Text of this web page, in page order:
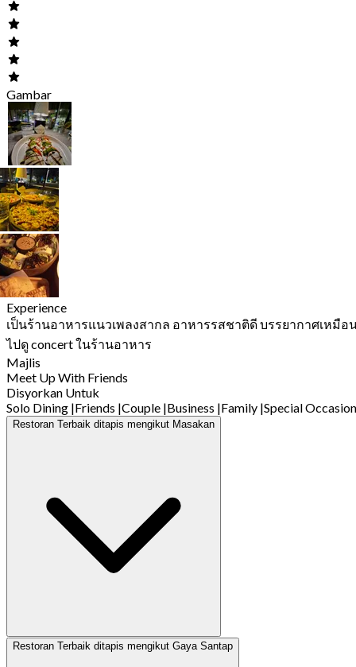
Gambar
Experience
เป็นร้านอาหารแนวเพลงสากล อาหารรสชาติดี บรรยากาศเหมือ
ไปดู concert ในร้านอาหาร
Majlis
Meet Up With Friends
Disyorkan Untuk
Solo Dining |Friends |Couple |Business |Family |Special Occasion
Restoran Terbaik ditapis mengikut Masakan
Restoran Terbaik ditapis mengikut Gaya Santap